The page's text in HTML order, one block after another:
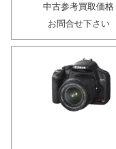
中古参考買取価格
お問合せ下さい